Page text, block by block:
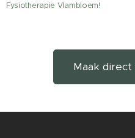
Fysiotherapie Vlambloem!
Maak